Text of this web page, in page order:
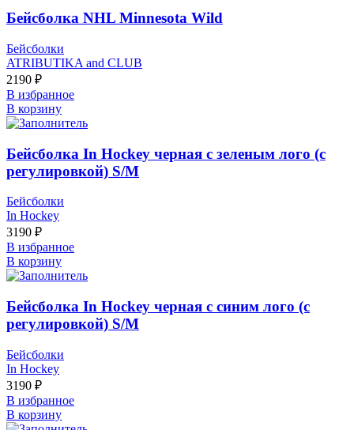
Бейсболка NHL Minnesota Wild
Бейсболки
ATRIBUTIKA and CLUB
2190 ₽
В избранное
В корзину
Бейсболка In Hockey черная с зеленым лого (с
регулировкой) S/М
Бейсболки
In Hockey
3190 ₽
В избранное
В корзину
Бейсболка In Hockey черная с синим лого (с
регулировкой) S/М
Бейсболки
In Hockey
3190 ₽
В избранное
В корзину